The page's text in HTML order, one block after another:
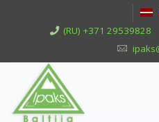
(RU) +371 29539828